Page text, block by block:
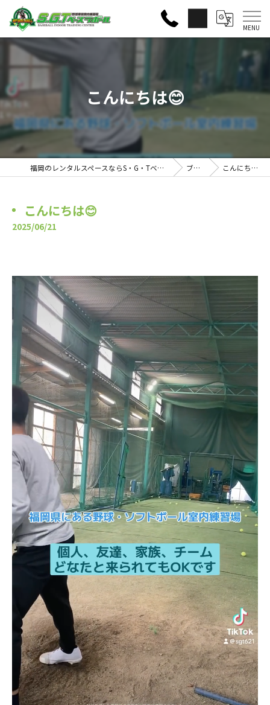
こんにちは😊
福岡のレンタルスペースならS・G・Tベースラボール ブログ こんにちは😊
こんにちは😊
2025/06/21